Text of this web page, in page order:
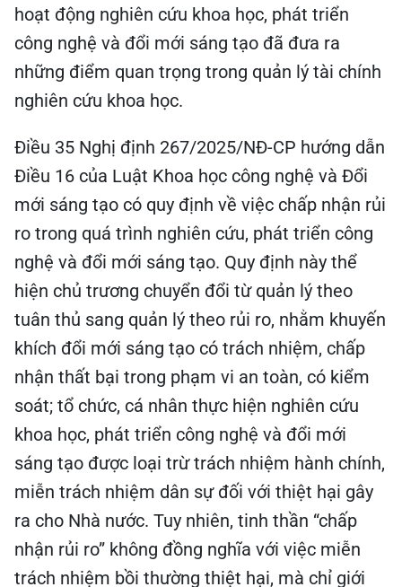
hoạt động nghiên cứu khoa học, phát triển
công nghệ và đổi mới sáng tạo đã đưa ra
những điểm quan trọng trong quản lý tài chính
nghiên cứu khoa học.
Điều 35 Nghị định 267/2025/NĐ-CP hướng dẫn
Điều 16 của Luật Khoa học công nghệ và Đổi
mới sáng tạo có quy định về việc chấp nhận rủi
ro trong quá trình nghiên cứu, phát triển công
nghệ và đổi mới sáng tạo. Quy định này thể
hiện chủ trương chuyển đổi từ quản lý theo
tuân thủ sang quản lý theo rủi ro, nhằm khuyến
khích đổi mới sáng tạo có trách nhiệm, chấp
nhận thất bại trong phạm vi an toàn, có kiểm
soát; tổ chức, cá nhân thực hiện nghiên cứu
khoa học, phát triển công nghệ và đổi mới
sáng tạo được loại trừ trách nhiệm hành chính,
miễn trách nhiệm dân sự đối với thiệt hại gây
ra cho Nhà nước. Tuy nhiên, tinh thần “chấp
nhận rủi ro” không đồng nghĩa với việc miễn
trách nhiệm bồi thường thiệt hại, mà chỉ giới